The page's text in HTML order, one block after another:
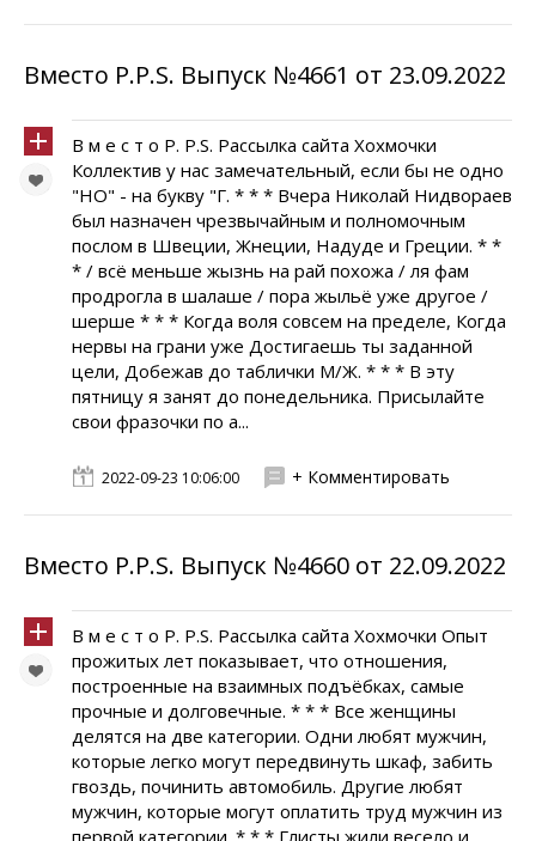
Вместо P.P.S. Выпуск №4661 от 23.09.2022
В м е с т о P. P.S. Рассылка сайта Хохмочки
Коллектив у нас замечательный, если бы не одно
"НО" - на букву "Г. * * * Вчера Николай Нидвораев
был назначен чрезвычайным и полномочным
послом в Швеции, Жнеции, Надуде и Греции. * *
* / всё меньше жызнь на рай похожа / ля фам
продрогла в шалаше / пора жыльё уже другое /
шерше * * * Когда воля совсем на пределе, Когда
нервы на грани уже Достигаешь ты заданной
цели, Добежав до таблички М/Ж. * * * В эту
пятницу я занят до понедельника. Присылайте
свои фразочки по а...
2022-09-23 10:06:00 + Комментировать
Вместо P.P.S. Выпуск №4660 от 22.09.2022
В м е с т о P. P.S. Рассылка сайта Хохмочки Опыт
прожитых лет показывает, что отношения,
построенные на взаимных подъёбках, самые
прочные и долговечные. * * * Все женщины
делятся на две категории. Одни любят мужчин,
которые легко могут передвинуть шкаф, забить
гвоздь, починить автомобиль. Другие любят
мужчин, которые могут оплатить труд мужчин из
первой категории. * * * Глисты жили весело и